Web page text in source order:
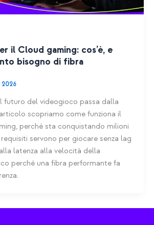
il Cloud gaming: cos’è, e
bisogno di fibra
2026
futuro del videogioco passa dalla
scopriamo come funziona il
perché sta conquistando milioni
servono per giocare senza lag
latenza alla velocità della
perché una fibra performante fa